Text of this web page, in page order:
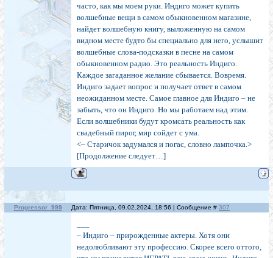
часто, как мы моем руки. Индиго может купить
волшебные вещи в самом обыкновенном магазине,
найдет волшебную книгу, выложенную на самом
видном месте будто бы специально для него, услышит
волшебные слова-подсказки в песне на самом
обыкновенном радио. Это реальность Индиго.
Каждое загаданное желание сбывается. Вовремя.
Индиго задает вопрос и получает ответ в самом
неожиданном месте. Самое главное для Индиго – не
забыть, что он Индиго. Но мы работаем над этим.
Если волшебники будут кромсать реальность как
свадебный пирог, мир сойдет с ума.
<– Старичок задумался и погас, словно лампочка.>
[Продолжение следует…]
Progressor_999 Дата: Пятница, 09.02.2024, 18:56 | Сообщение # 307
– Индиго – прирожденные актеры. Хотя они
недолюбливают эту профессию. Скорее всего оттого,